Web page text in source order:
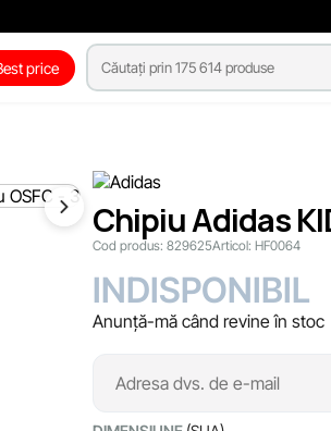
price
Chipiu Adidas
Cod produs: 829625Articol: HF0064
INDISPONIBIL
Anunță-mă când revine în stoc